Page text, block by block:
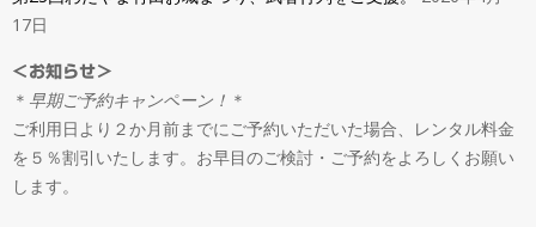
＆
オ
17日
＜お知らせ＞
＊ 早期ご予約キャンペーン！ ＊
ご利用日より２か月前までにご予約いただいた場合、レンタル料金
を５％割引いたします。お早目のご検討・ご予約をよろしくお願い
します。